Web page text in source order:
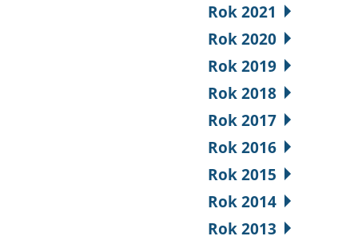
Rok 2021
Rok 2020
Rok 2019
Rok 2018
Rok 2017
Rok 2016
Rok 2015
Rok 2014
Rok 2013